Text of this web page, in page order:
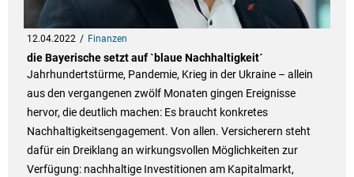
12.04.2022 Finanzen
die Bayerische setzt auf `blaue Nachhaltigkeit´
Jahrhundertstürme, Pandemie, Krieg in der Ukraine – allein
aus den vergangenen zwölf Monaten gingen Ereignisse
hervor, die deutlich machen: Es braucht konkretes
Nachhaltigkeitsengagement. Von allen. Versicherern steht
dafür ein Dreiklang an wirkungsvollen Möglichkeiten zur
Verfügung: nachhaltige Investitionen am Kapitalmarkt,